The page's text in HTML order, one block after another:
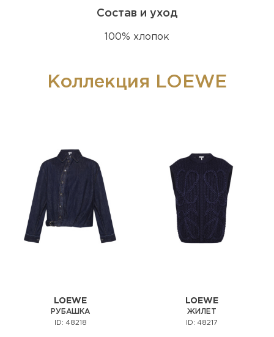
Состав и уход
100% хлопок
Коллекция LOEWE
LOEWE
РУБАШКА
ID: 48218
LOEWE
ЖИЛЕТ
ID: 48217